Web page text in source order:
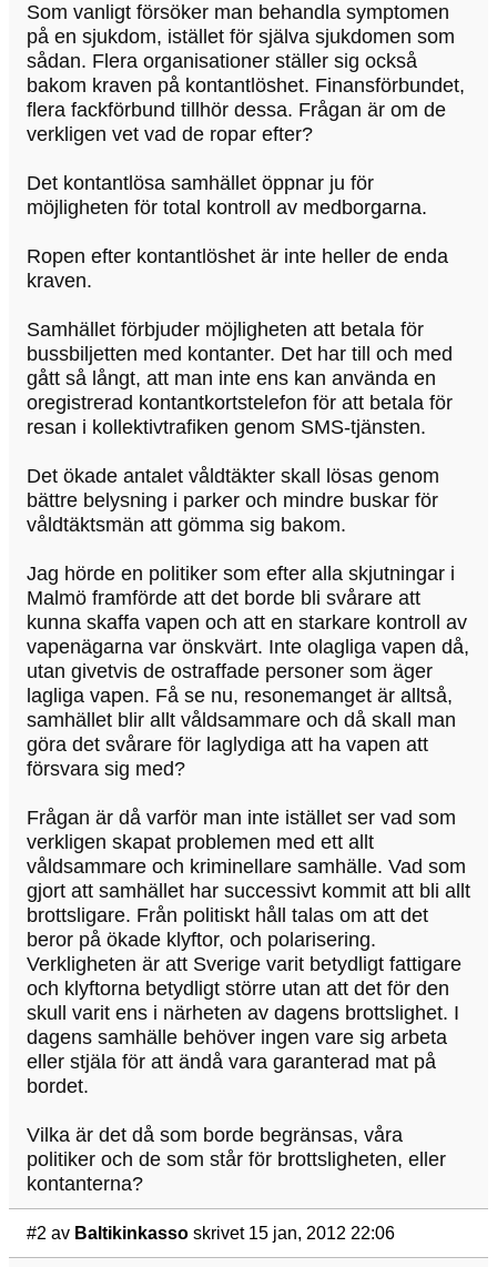
Som vanligt försöker man behandla symptomen
på en sjukdom, istället för själva sjukdomen som
sådan. Flera organisationer ställer sig också
bakom kraven på kontantlöshet. Finansförbundet,
flera fackförbund tillhör dessa. Frågan är om de
verkligen vet vad de ropar efter?
Det kontantlösa samhället öppnar ju för
möjligheten för total kontroll av medborgarna.
Ropen efter kontantlöshet är inte heller de enda
kraven.
Samhället förbjuder möjligheten att betala för
bussbiljetten med kontanter. Det har till och med
gått så långt, att man inte ens kan använda en
oregistrerad kontantkortstelefon för att betala för
resan i kollektivtrafiken genom SMS-tjänsten.
Det ökade antalet våldtäkter skall lösas genom
bättre belysning i parker och mindre buskar för
våldtäktsmän att gömma sig bakom.
Jag hörde en politiker som efter alla skjutningar i
Malmö framförde att det borde bli svårare att
kunna skaffa vapen och att en starkare kontroll av
vapenägarna var önskvärt. Inte olagliga vapen då,
utan givetvis de ostraffade personer som äger
lagliga vapen. Få se nu, resonemanget är alltså,
samhället blir allt våldsammare och då skall man
göra det svårare för laglydiga att ha vapen att
försvara sig med?
Frågan är då varför man inte istället ser vad som
verkligen skapat problemen med ett allt
våldsammare och kriminellare samhälle. Vad som
gjort att samhället har successivt kommit att bli allt
brottsligare. Från politiskt håll talas om att det
beror på ökade klyftor, och polarisering.
Verkligheten är att Sverige varit betydligt fattigare
och klyftorna betydligt större utan att det för den
skull varit ens i närheten av dagens brottslighet. I
dagens samhälle behöver ingen vare sig arbeta
eller stjäla för att ändå vara garanterad mat på
bordet.
Vilka är det då som borde begränsas, våra
politiker och de som står för brottsligheten, eller
kontanterna?
#2 av Baltikinkasso skrivet 15 jan, 2012 22:06